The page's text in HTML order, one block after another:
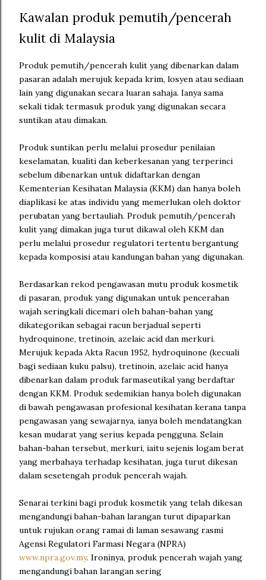
Kawalan produk pemutih/pencerah
kulit di Malaysia
Produk pemutih/pencerah kulit yang dibenarkan dalam
pasaran adalah merujuk kepada krim, losyen atau sediaan
lain yang digunakan secara luaran sahaja. Ianya sama
sekali tidak termasuk produk yang digunakan secara
suntikan atau dimakan.
Produk suntikan perlu melalui prosedur penilaian
keselamatan, kualiti dan keberkesanan yang terperinci
sebelum dibenarkan untuk didaftarkan dengan
Kementerian Kesihatan Malaysia (KKM) dan hanya boleh
diaplikasi ke atas individu yang memerlukan oleh doktor
perubatan yang bertauliah. Produk pemutih/pencerah
kulit yang dimakan juga turut dikawal oleh KKM dan
perlu melalui prosedur regulatori tertentu bergantung
kepada komposisi atau kandungan bahan yang digunakan.
Berdasarkan rekod pengawasan mutu produk kosmetik
di pasaran, produk yang digunakan untuk pencerahan
wajah seringkali dicemari oleh bahan-bahan yang
dikategorikan sebagai racun berjadual seperti
hydroquinone, tretinoin, azelaic acid dan merkuri.
Merujuk kepada Akta Racun 1952, hydroquinone (kecuali
bagi sediaan kuku palsu), tretinoin, azelaic acid hanya
dibenarkan dalam produk farmaseutikal yang berdaftar
dengan KKM. Produk sedemikian hanya boleh digunakan
di bawah pengawasan profesional kesihatan kerana tanpa
pengawasan yang sewajarnya, ianya boleh mendatangkan
kesan mudarat yang serius kepada pengguna. Selain
bahan-bahan tersebut, merkuri, iaitu sejenis logam berat
yang merbahaya terhadap kesihatan, juga turut dikesan
dalam sesetengah produk pencerah wajah.
Senarai terkini bagi produk kosmetik yang telah dikesan
mengandungi bahan-bahan larangan turut dipaparkan
untuk rujukan orang ramai di laman sesawang rasmi
Agensi Regulatori Farmasi Negara (NPRA)
www.npra.gov.my. Ironinya, produk pencerah wajah yang
mengandungi bahan larangan sering